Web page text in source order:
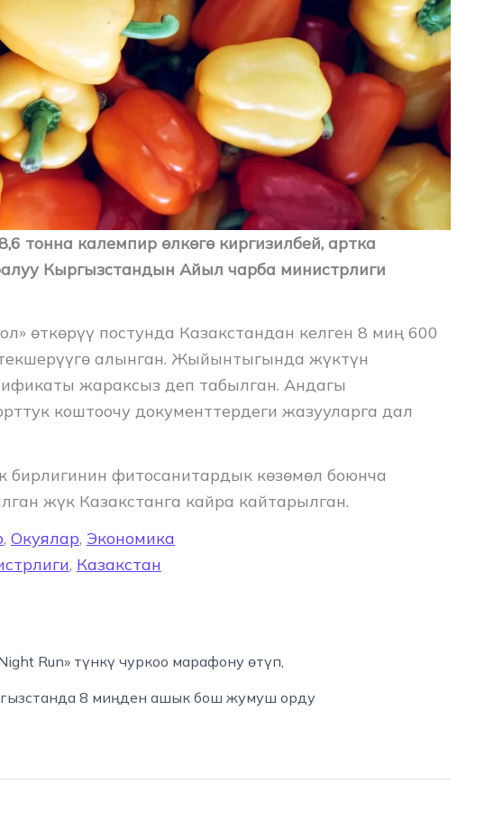
тонна калемпир өлкөгө киргизилбей, артка
Кыргызстандын Айыл чарба министрлиги
өткөрүү постунда Казакстандан келген 8 миң 600
алынган. Жыйынтыгында жүктүн
жараксыз деп табылган. Андагы
коштоочу документтердеги жазууларга дал
бирлигинин фитосанитардык көзөмөл боюнча
жүк Казакстанга кайра кайтарылган.
, Окуялар, Экономика
, Казакстан
Run» түнкү чуркоо марафону өтүп,
8 миңден ашык бош жумуш орду